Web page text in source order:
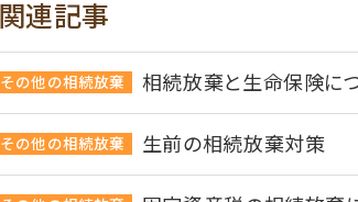
関連記事
相続放棄と生命保険に
その他の相続放棄
生前の相続放棄対策
その他の相続放棄